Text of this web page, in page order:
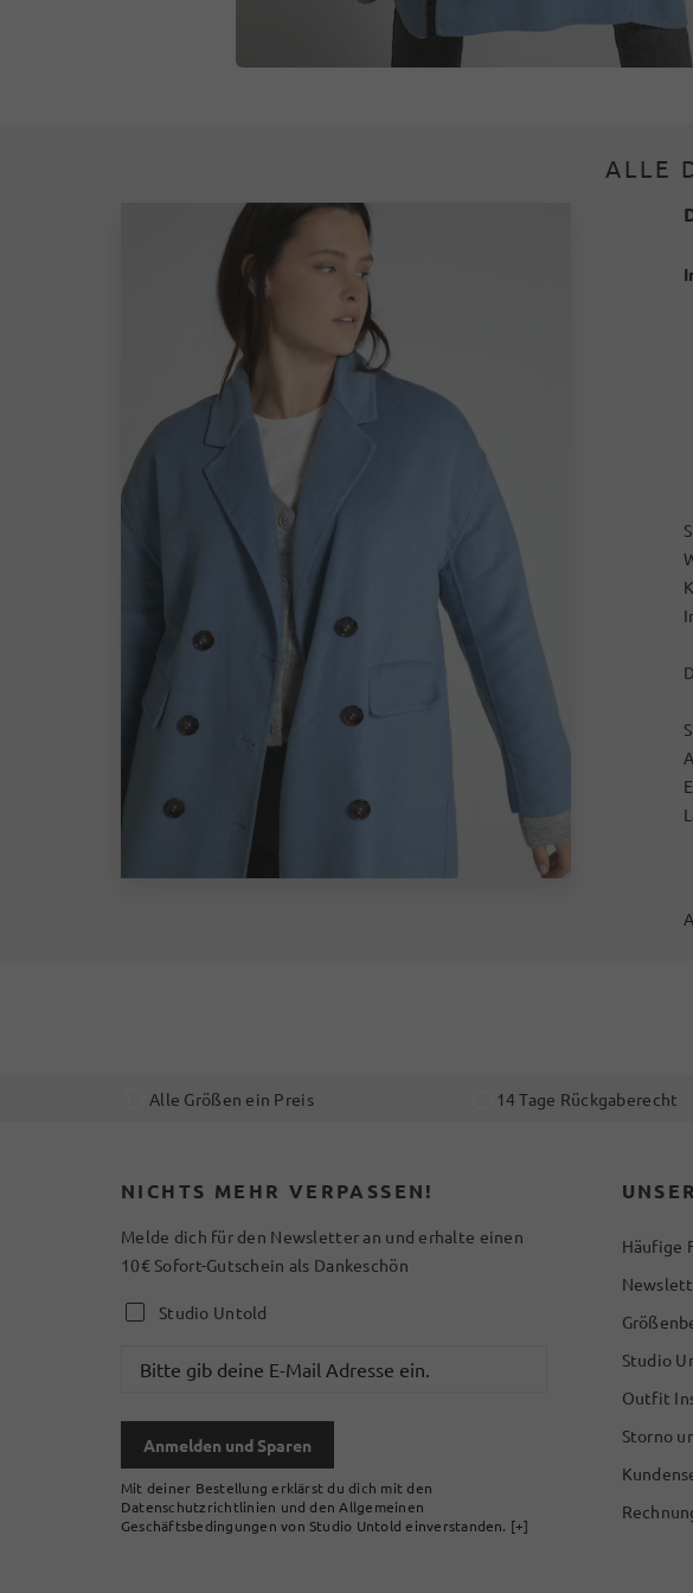
ALLE
Alle Größen ein Preis 14 Tage Rückgaberecht
NICHTS MEHR VERPASSEN!
Melde dich für den Newsletter an und erhalte einen
10€ Sofort-Gutschein als Dankeschön
Studio Untold
Anmelden und Sparen
Mit deiner Bestellung erklärst du dich mit den
Datenschutzrichtlinien und den Allgemeinen
Geschäftsbedingungen von Studio Untold einverstanden. [+]
Häufige
Studio
Outfit
Storno